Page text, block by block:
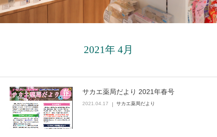
2021年 4月
サカエ薬局だより 2021年春号
2021.04.17 サカエ薬局だより